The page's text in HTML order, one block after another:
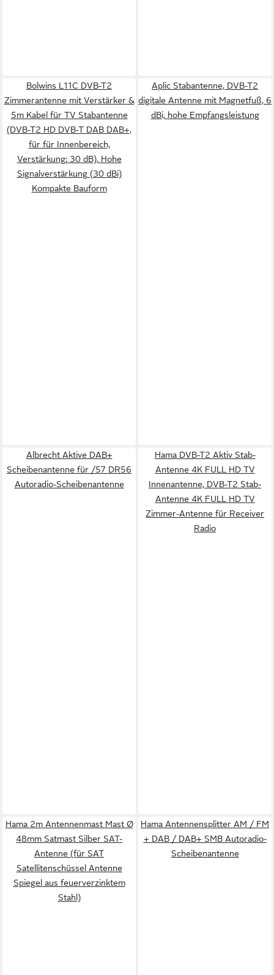
Bolwins L11C DVB-T2
Zimmerantenne mit Verstärker &
5m Kabel für TV Stabantenne
(DVB-T2 HD DVB-T DAB DAB+,
für für Innenbereich,
Verstärkung: 30 dB), Hohe
Signalverstärkung (30 dBi)
Kompakte Bauform
Aplic Stabantenne, DVB-T2
digitale Antenne mit Magnetfuß, 6
dBi, hohe Empfangsleistung
Albrecht Aktive DAB+
Scheibenantenne für /57 DR56
Autoradio-Scheibenantenne
Hama DVB-T2 Aktiv Stab-
Antenne 4K FULL HD TV
Innenantenne, DVB-T2 Stab-
Antenne 4K FULL HD TV
Zimmer-Antenne für Receiver
Radio
Hama 2m Antennenmast Mast Ø
48mm Satmast Silber SAT-
Antenne (für SAT
Satellitenschüssel Antenne
Spiegel aus feuerverzinktem
Stahl)
Hama Antennensplitter AM / FM
+ DAB / DAB+ SMB Autoradio-
Scheibenantenne